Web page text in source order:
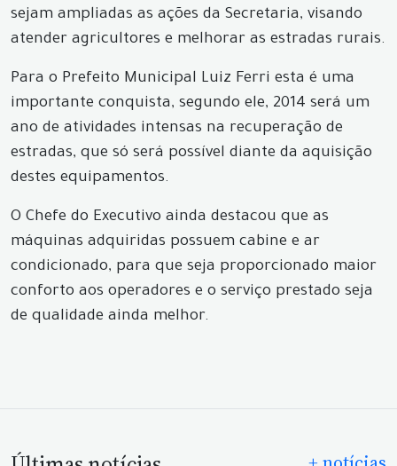
sejam ampliadas as ações da Secretaria, visando
atender agricultores e melhorar as estradas rurais.
Para o Prefeito Municipal Luiz Ferri esta é uma
importante conquista, segundo ele, 2014 será um
ano de atividades intensas na recuperação de
estradas, que só será possível diante da aquisição
destes equipamentos.
O Chefe do Executivo ainda destacou que as
máquinas adquiridas possuem cabine e ar
condicionado, para que seja proporcionado maior
conforto aos operadores e o serviço prestado seja
de qualidade ainda melhor.